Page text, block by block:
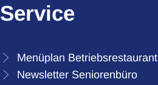
Service
Menüplan Betriebsrestaurant
Newsletter Seniorenbüro